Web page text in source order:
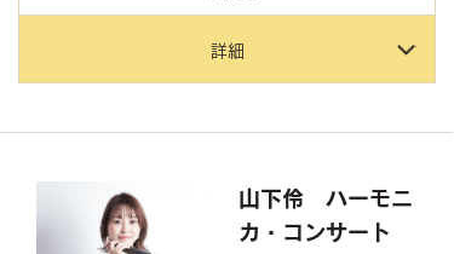
詳細
山下伶 ハーモニ
カ・コンサート